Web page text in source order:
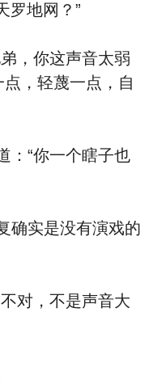
罗地网？”
，你这声音太弱
，轻蔑一点，自
“你一个瞎子也
实是没有演戏的
对，不是声音大